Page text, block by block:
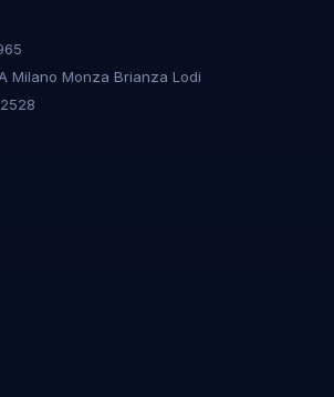
Milano Monza Brianza Lodi